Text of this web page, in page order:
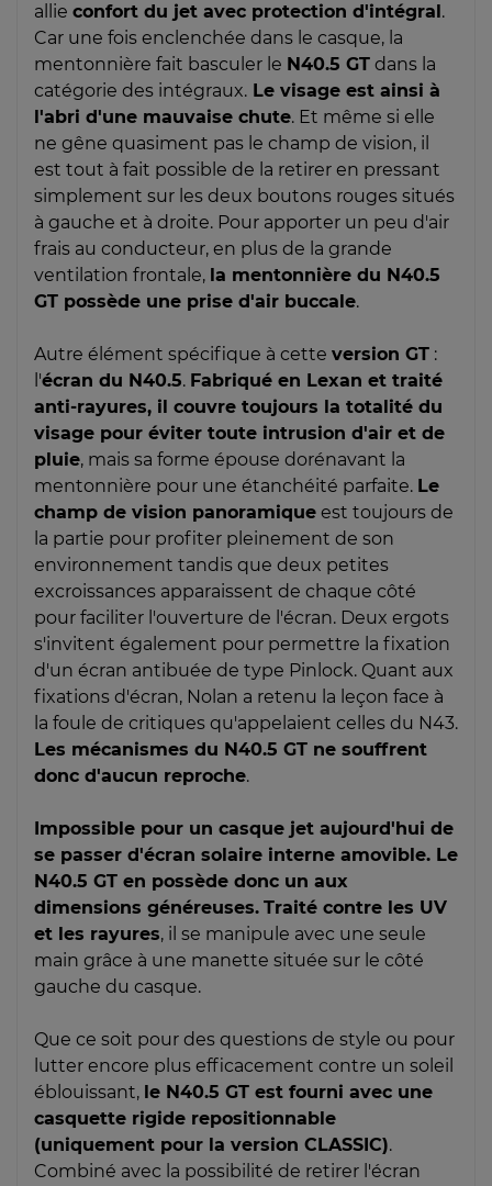
allie confort du jet avec protection d'intégral .
Car une fois enclenchée dans le casque, la
mentonnière fait basculer le N40.5 GT dans la
catégorie des intégraux. Le visage est ainsi à
l'abri d'une mauvaise chute. Et même si elle
ne gêne quasiment pas le champ de vision, il
est tout à fait possible de la retirer en pressant
simplement sur les deux boutons rouges situés
à gauche et à droite. Pour apporter un peu d'air
frais au conducteur, en plus de la grande
ventilation frontale, la mentonnière du N40.5
GT possède une prise d'air buccale.
Autre élément spécifique à cette version GT :
l'écran du N40.5. Fabriqué en Lexan et traité
anti-rayures, il couvre toujours la totalité du
visage pour éviter toute intrusion d'air et de
pluie, mais sa forme épouse dorénavant la
mentonnière pour une étanchéité parfaite. Le
champ de vision panoramique est toujours de
la partie pour profiter pleinement de son
environnement tandis que deux petites
excroissances apparaissent de chaque côté
pour faciliter l'ouverture de l'écran. Deux ergots
s'invitent également pour permettre la fixation
d'un écran antibuée de type Pinlock. Quant aux
fixations d'écran, Nolan a retenu la leçon face à
la foule de critiques qu'appelaient celles du N43.
Les mécanismes du N40.5 GT ne souffrent
donc d'aucun reproche.
Impossible pour un casque jet aujourd'hui de
se passer d'écran solaire interne amovible. Le
N40.5 GT en possède donc un aux
dimensions généreuses. Traité contre les UV
et les rayures, il se manipule avec une seule
main grâce à une manette située sur le côté
gauche du casque.
Que ce soit pour des questions de style ou pour
lutter encore plus efficacement contre un soleil
éblouissant, le N40.5 GT est fourni avec une
casquette rigide repositionnable
(uniquement pour la version CLASSIC).
Combiné avec la possibilité de retirer l'écran